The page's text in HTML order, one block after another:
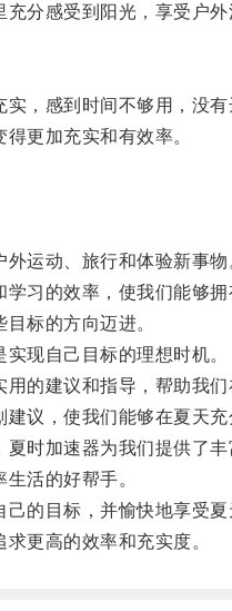
感受到阳光，享受户外
感到时间不够用，没有
更加充实和有效率。
运动、旅行和体验新事物
的效率，使我们能够拥
标的方向迈进。
现自己目标的理想时机。
建议和指导，帮助我们
，使我们能够在夏天充
加速器为我们提供了丰
活的好帮手。
的目标，并愉快地享受夏
更高的效率和充实度。